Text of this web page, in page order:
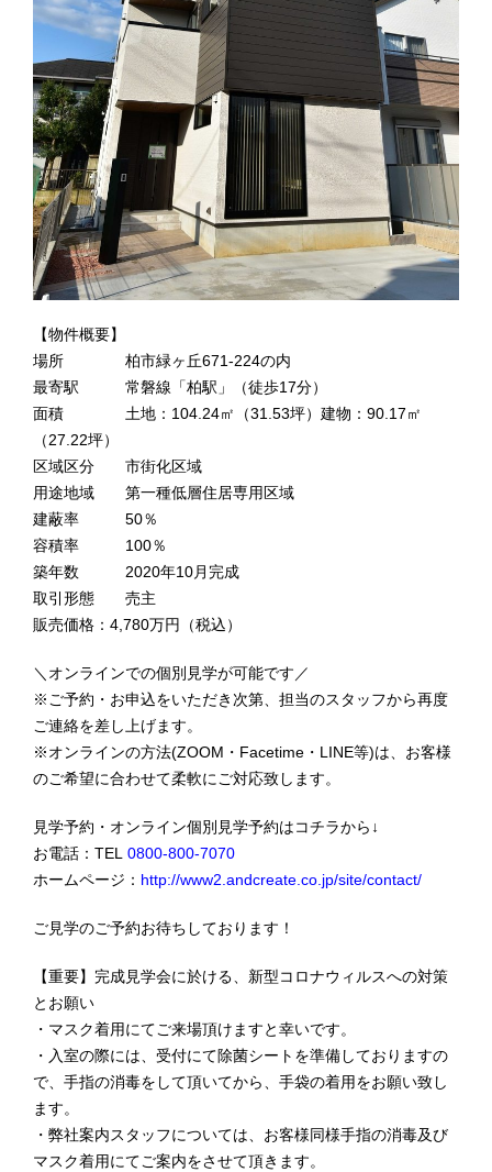
【物件概要】
場所 柏市緑ヶ丘671-224の内
最寄駅 常磐線「柏駅」（徒歩17分）
面積 土地：104.24㎡（31.53坪）建物：90.17㎡
（27.22坪）
区域区分 市街化区域
用途地域 第一種低層住居専用区域
建蔽率 50％
容積率 100％
築年数 2020年10月完成
取引形態 売主
販売価格：4,780万円（税込）
＼オンラインでの個別見学が可能です／
※ご予約・お申込をいただき次第、担当のスタッフから再度
ご連絡を差し上げます。
※オンラインの方法(ZOOM・Facetime・LINE等)は、お客様
のご希望に合わせて柔軟にご対応致します。
見学予約・オンライン個別見学予約はコチラから↓
お電話：TEL0800-800-7070
ホームページ： http://www2.andcreate.co.jp/site/contact/
ご見学のご予約お待ちしております！
【重要】完成見学会に於ける、新型コロナウィルスへの対策
とお願い
・マスク着用にてご来場頂けますと幸いです。
・入室の際には、受付にて除菌シートを準備しておりますの
で、手指の消毒をして頂いてから、手袋の着用をお願い致し
ます。
・弊社案内スタッフについては、お客様同様手指の消毒及び
マスク着用にてご案内をさせて頂きます。